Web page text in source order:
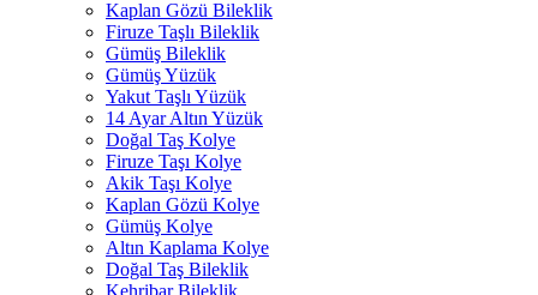
Kaplan Gözü Bileklik
Firuze Taşlı Bileklik
Gümüş Bileklik
Gümüş Yüzük
Yakut Taşlı Yüzük
14 Ayar Altın Yüzük
Doğal Taş Kolye
Firuze Taşı Kolye
Akik Taşı Kolye
Kaplan Gözü Kolye
Gümüş Kolye
Altın Kaplama Kolye
Doğal Taş Bileklik
Kehribar Bileklik